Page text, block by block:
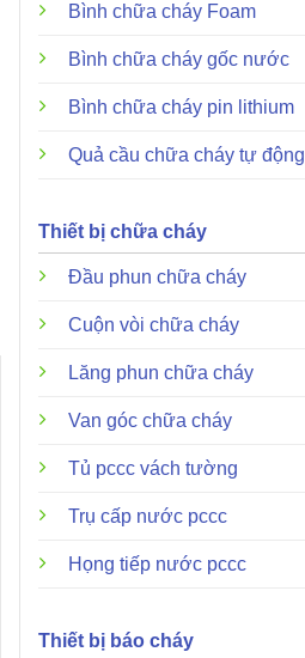
Bình chữa cháy Foam
Bình chữa cháy gốc nước
Bình chữa cháy pin lithium
Quả cầu chữa cháy tự động
Thiết bị chữa cháy
Đầu phun chữa cháy
Cuộn vòi chữa cháy
Lăng phun chữa cháy
Van góc chữa cháy
Tủ pccc vách tường
Trụ cấp nước pccc
Họng tiếp nước pccc
Thiết bị báo cháy